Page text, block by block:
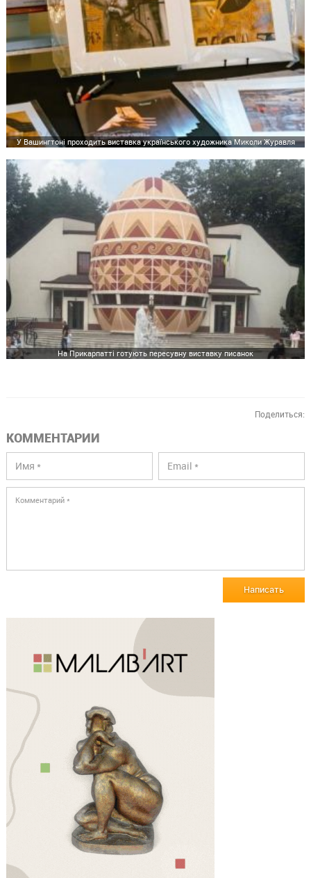
У Вашингтоні проходить виставка українського художника Миколи Журавля
На Прикарпатті готують пересувну виставку писанок
Поделиться:
КОММЕНТАРИИ
Написать